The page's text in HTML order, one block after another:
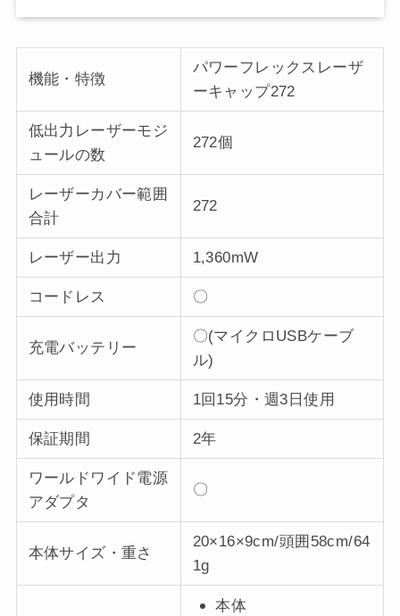
機能・特徴
パワーフレックスレーザ
ーキャップ272
低出力レーザーモジ
ュールの数
272個
レーザーカバー範囲
合計
272
レーザー出力 1,360mW
コードレス 〇
充電バッテリー
〇(マイクロUSBケーブ
ル)
使用時間 1回15分・週3日使用
保証期間 2年
ワールドワイド電源
アダプタ
〇
本体サイズ・重さ
20×16×9cm/頭囲58cm/64
1g
本体